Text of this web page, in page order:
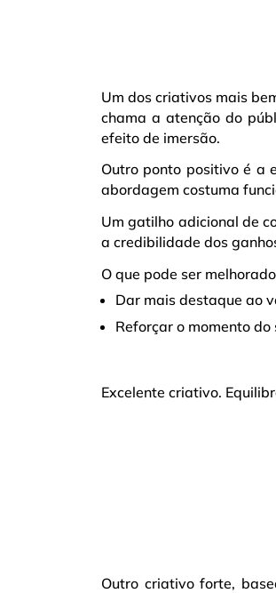
Um dos criativos mais
chama a atenção do
efeito de imersão.
Outro ponto positivo é a
abordagem costuma
Um gatilho adicional de
a credibilidade dos
O que pode ser
Dar mais destaque ao
Reforçar o momento
Excelente criativo.
Outro criativo forte,